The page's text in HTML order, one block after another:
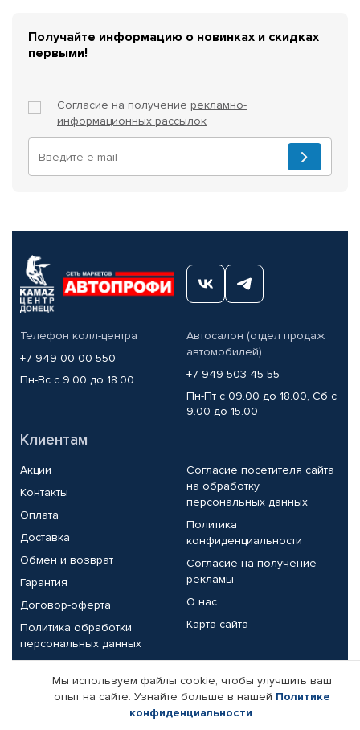
Получайте информацию о новинках и скидках
первыми!
Согласие на получение рекламно-
информационных рассылок
Телефон колл-центра
+7 949 00-00-550
Пн-Вс с 9.00 до 18.00
Автосалон (отдел продаж
автомобилей)
+7 949 503-45-55
Пн-Пт с 09.00 до 18.00, Сб с
9.00 до 15.00
Клиентам
Акции
Контакты
Оплата
Доставка
Обмен и возврат
Гарантия
Договор-оферта
Политика обработки
персональных данных
Согласие посетителя сайта
на обработку
персональных данных
Политика
конфиденциальности
Согласие на получение
рекламы
О нас
Карта сайта
Партнерам
Корпоративным клиентам
Реквизиты компании
Мы используем файлы cookie, чтобы улучшить ваш
опыт на сайте. Узнайте больше в нашей Политике
конфиденциальности.